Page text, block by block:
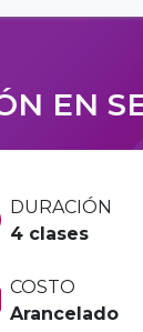
EN
DURACIÓN
4 clases
COSTO
Arancelado